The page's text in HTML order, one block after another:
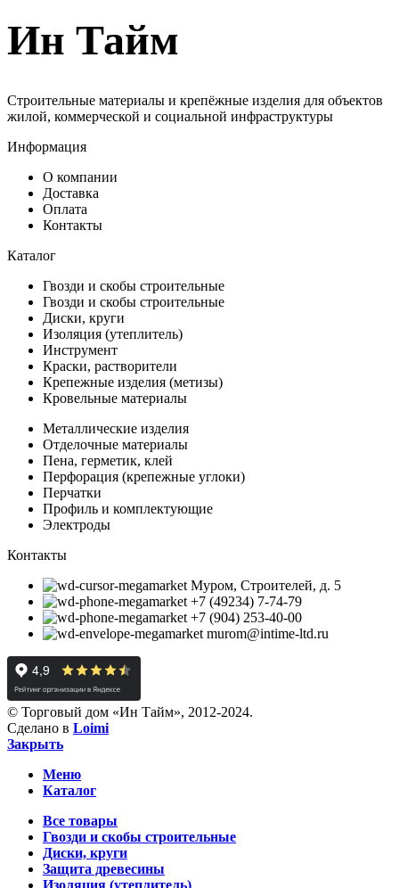
Ин Тайм
Строительные материалы и крепёжные изделия для объектов
жилой, коммерческой и социальной инфраструктуры
Информация
О компании
Доставка
Оплата
Контакты
Каталог
Гвозди и скобы строительные
Гвозди и скобы строительные
Диски, круги
Изоляция (утеплитель)
Инструмент
Краски, растворители
Крепежные изделия (метизы)
Кровельные материалы
Металлические изделия
Отделочные материалы
Пена, герметик, клей
Перфорация (крепежные углоки)
Перчатки
Профиль и комплектующие
Электроды
Контакты
Муром, Строителей, д. 5
+7 (49234) 7-74-79
+7 (904) 253-40-00
murom@intime-ltd.ru
© Торговый дом «Ин Тайм», 2012-2024.
Сделано в Loimi
Закрыть
Меню
Каталог
Все товары
Гвозди и скобы строительные
Диски, круги
Защита древесины